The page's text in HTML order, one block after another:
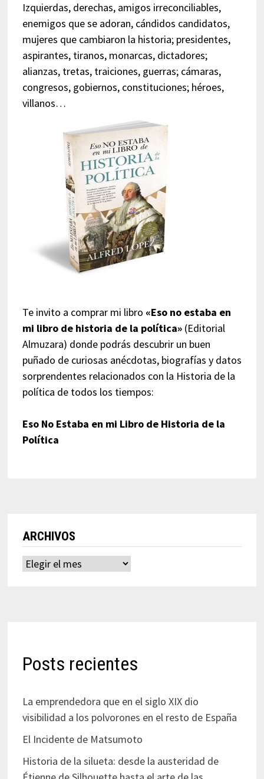
Izquierdas, derechas, amigos irreconciliables,
enemigos que se adoran, cándidos candidatos,
mujeres que cambiaron la historia; presidentes,
aspirantes, tiranos, monarcas, dictadores;
alianzas, tretas, traiciones, guerras; cámaras,
congresos, gobiernos, constituciones; héroes,
villanos…
Te invito a comprar mi libro «Eso no estaba en
mi libro de historia de la política»(Editorial
Almuzara) donde podrás descubrir un buen
puñado de curiosas anécdotas, biografías y datos
sorprendentes relacionados con la Historia de la
política de todos los tiempos:
Eso No Estaba en mi Libro de Historia de la
Política
ARCHIVOS
Archivos
Posts recientes
La emprendedora que en el siglo XIX dio
visibilidad a los polvorones en el resto de España
El Incidente de Matsumoto
Historia de la silueta: desde la austeridad de